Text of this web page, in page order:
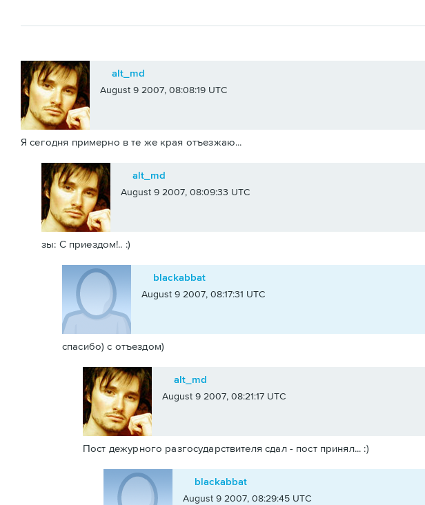
alt_md
August 9 2007, 08:08:19 UTC
Я сегодня примерно в те же края отъезжаю...
alt_md
August 9 2007, 08:09:33 UTC
зы: С приездом!.. :)
blackabbat
August 9 2007, 08:17:31 UTC
спасибо) с отъездом)
alt_md
August 9 2007, 08:21:17 UTC
Пост дежурного разгосударствителя сдал - пост принял... :)
blackabbat
August 9 2007, 08:29:45 UTC